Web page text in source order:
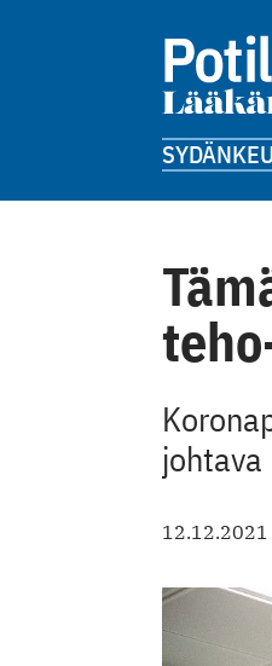
SYDÄN